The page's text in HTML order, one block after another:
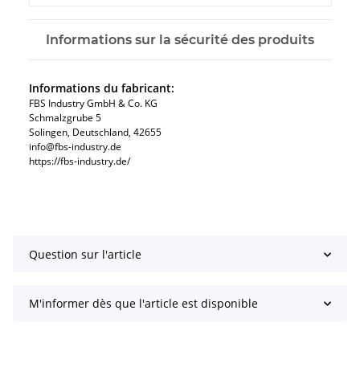
Informations sur la sécurité des produits
Informations du fabricant:
FBS Industry GmbH & Co. KG
Schmalzgrube 5
Solingen, Deutschland, 42655
info@fbs-industry.de
https://fbs-industry.de/
Question sur l'article
M'informer dès que l'article est disponible